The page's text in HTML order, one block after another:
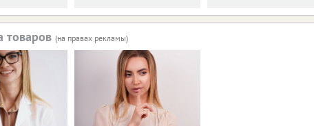
товаров (на правах рекламы)